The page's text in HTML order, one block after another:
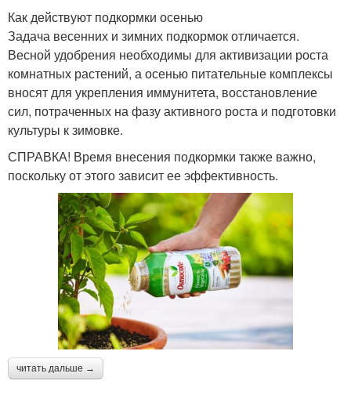
Как действуют подкормки осенью
Задача весенних и зимних подкормок отличается.
Весной удобрения необходимы для активизации роста
комнатных растений, а осенью питательные комплексы
вносят для укрепления иммунитета, восстановление
сил, потраченных на фазу активного роста и подготовки
культуры к зимовке.
СПРАВКА! Время внесения подкормки также важно,
поскольку от этого зависит ее эффективность.
читать дальше →